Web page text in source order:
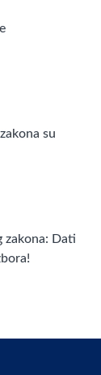
su
zakona: Dati